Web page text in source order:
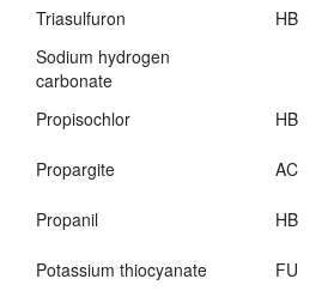
Triasulfuron
HB
Sodium hydrogen
carbonate
Propisochlor HB
Propargite
AC
Propanil
HB
Potassium thiocyanate
FU